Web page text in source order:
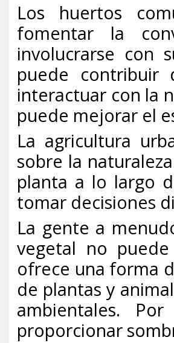
Los huertos
fomentar la
involucrarse con
puede contribuir
interactuar con la
puede mejorar el
La agricultura
sobre la
planta a lo largo
tomar decisiones
La gente a
vegetal no
ofrece una forma
de plantas y
ambientales.
proporcionar